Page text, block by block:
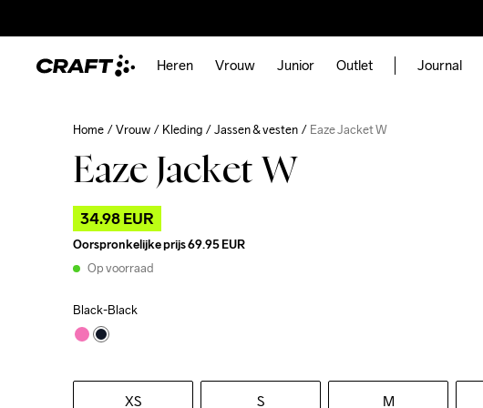
Heren Vrouw Junior Outlet Journal
Home Vrouw Kleding Jassen & vesten Eaze Jacket W
Eaze Jacket W
34.98 EUR
Oorspronkelijke prijs69.95 EUR
Op voorraad
Black-Black
XS S M